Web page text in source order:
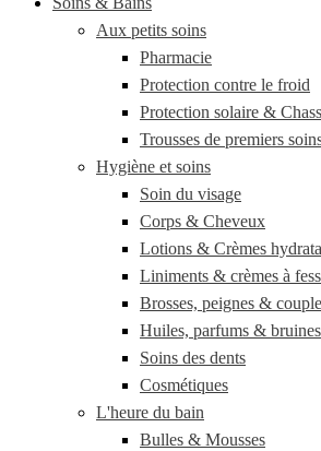
Aux petits soins
Pharmacie
Protection contre le froid
Protection solaire &
Trousses de premiers
Hygiène et soins
Soin du visage
Corps & Cheveux
Lotions & Crèmes
Liniments & crèmes à
Brosses, peignes &
Huiles, parfums & bruines
Soins des dents
Cosmétiques
L'heure du bain
Bulles & Mousses